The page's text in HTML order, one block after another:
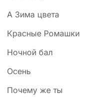
А Зима цвета
Красные Ромашки
Ночной бал
Осень
Почему же ты